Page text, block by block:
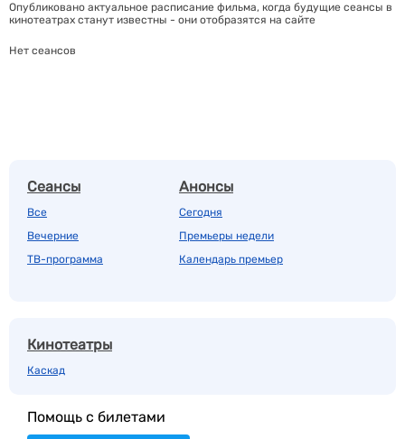
Опубликовано актуальное расписание фильма, когда будущие сеансы в
кинотеатрах станут известны - они отобразятся на сайте
Нет сеансов
Сеансы
Все
Вечерние
ТВ-программа
Анонсы
Сегодня
Премьеры недели
Календарь премьер
Кинотеатры
Каскад
Помощь с билетами